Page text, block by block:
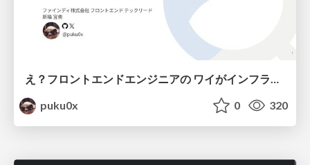
え？フロントエンドエンジニアの ワイがインフラも！？
puku0x
0 320